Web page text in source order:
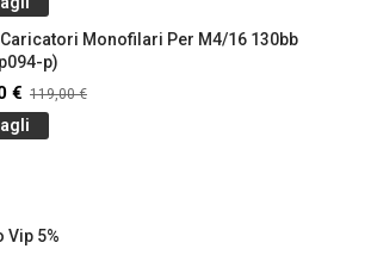
Caricatori Monofilari Per M4/16 130bb
p)
€ 119,00 €
Vip 5%